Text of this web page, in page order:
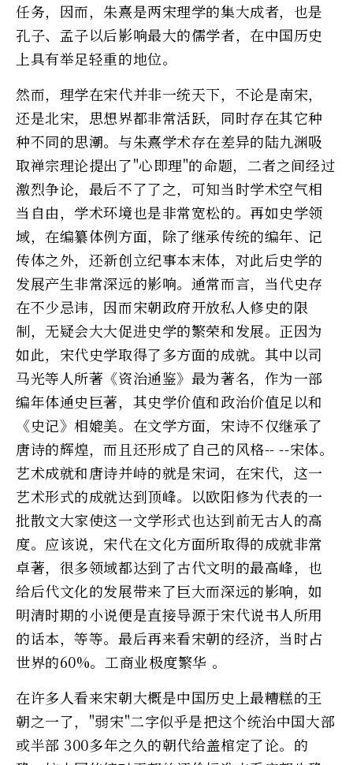
任务，因而，朱熹是两宋理学的集大成者，也是
孔子、孟子以后影响最大的儒学者，在中国历史
上具有举足轻重的地位。
然而，理学在宋代并非一统天下，不论是南宋，
还是北宋，思想界都非常活跃，同时存在其它种
种不同的思潮。与朱熹学术存在差异的陆九渊吸
取禅宗理论提出了"心即理"的命题，二者之间经过
激烈争论，最后不了了之，可知当时学术空气相
当自由，学术环境也是非常宽松的。再如史学领
域，在编纂体例方面，除了继承传统的编年、记
传体之外，还新创立纪事本末体，对此后史学的
发展产生非常深远的影响。通常而言，当代史存
在不少忌讳，因而宋朝政府开放私人修史的限
制，无疑会大大促进史学的繁荣和发展。正因为
如此，宋代史学取得了多方面的成就。其中以司
马光等人所著《资治通鉴》最为著名，作为一部
编年体通史巨著，其史学价值和政治价值足以和
《史记》相媲美。在文学方面，宋诗不仅继承了
唐诗的辉煌，而且还形成了自己的风格-- --宋体。
艺术成就和唐诗并峙的就是宋词，在宋代，这一
艺术形式的成就达到顶峰。以欧阳修为代表的一
批散文大家使这一文学形式也达到前无古人的高
度。应该说，宋代在文化方面所取得的成就非常
卓著，很多领域都达到了古代文明的最高峰，也
给后代文化的发展带来了巨大而深远的影响，如
明清时期的小说便是直接导源于宋代说书人所用
的话本，等等。最后再来看宋朝的经济，当时占
世界的60%。工商业极度繁华 。
在许多人看来宋朝大概是中国历史上最糟糕的王
朝之一了，"弱宋"二字似乎是把这个统治中国大部
或半部 300多年之久的朝代给盖棺定了论。的